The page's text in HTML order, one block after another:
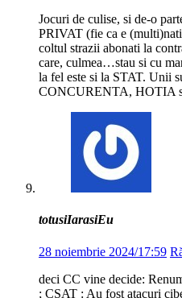
Jocuri de culise, si de-o
PRIVAT (fie ca e
coltul strazii abonati la
care, culmea…stau si cu
la fel este si la STAT. Unii
CONCURENTA, HOTIA
totusiIarasiEu
28 noiembrie 2024/17:59
deci CC vine decide:
; CSAT : Au fost atacuri